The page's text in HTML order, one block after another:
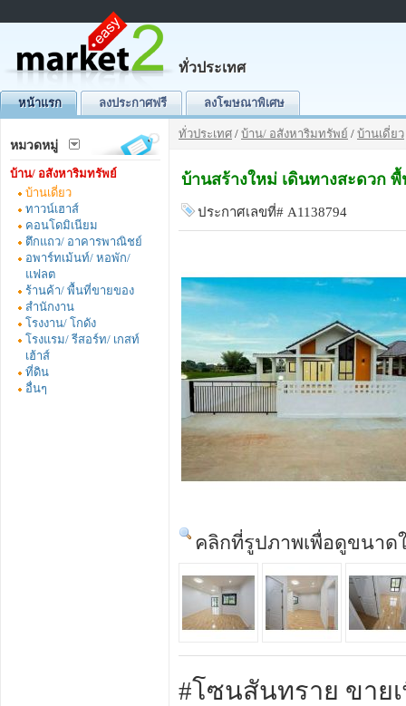
ทั่วประเทศ
หน้าแรก ลงประกาศฟรี ลงโฆษณาพิเศษ
หมวดหมู่
บ้าน/ อสังหาริมทรัพย์
บ้านเดี่ยว
ทาวน์เฮาส์
คอนโดมิเนียม
ตึกแถว/ อาคารพาณิชย์
อพาร์ทเม้นท์/ หอพัก/
แฟลต
ร้านค้า/ พื้นที่ขายของ
สำนักงาน
โรงงาน/ โกดัง
โรงแรม/ รีสอร์ท/ เกสท์
เฮ้าส์
ที่ดิน
อื่นๆ
ทั่วประเทศ / บ้าน/ อสังหาริมทรัพย์ / บ้านเดี่ยว
บ้านสร้างใหม่ เดินทางสะดวก
ประกาศเลขที่# A1138794
คลิกที่รูปภาพเพื่อดูขนาด
#โซนสันทราย ขาย